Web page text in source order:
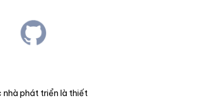
nhà phát triển là thiết